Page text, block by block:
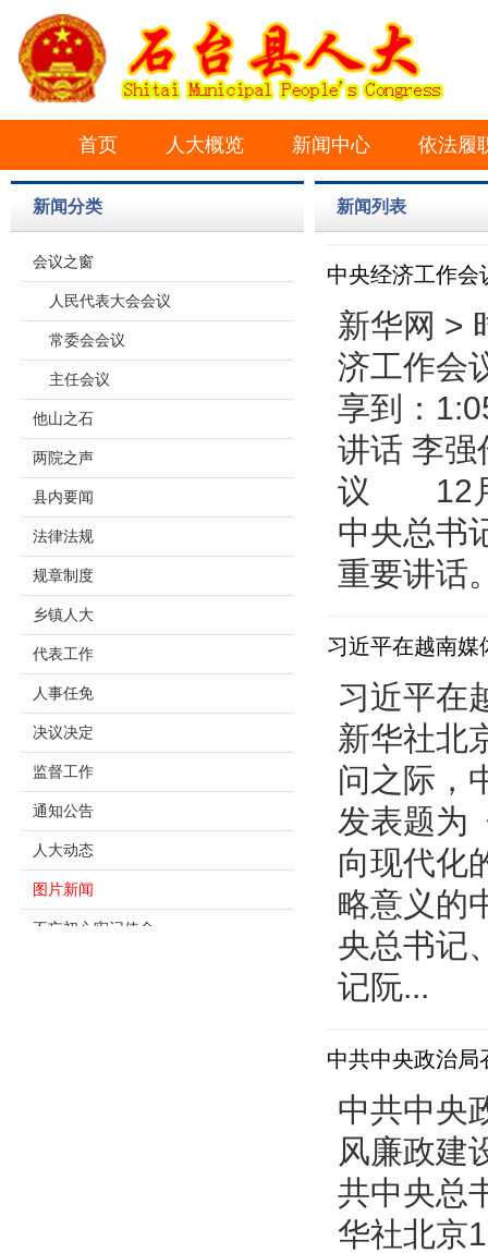
首页 人大概览 新闻中心 依法履
新闻分类
会议之窗
人民代表大会会议
常委会会议
主任会议
他山之石
两院之声
县内要闻
法律法规
规章制度
乡镇人大
代表工作
人事任免
决议决定
监督工作
通知公告
人大动态
图片新闻
不忘初心牢记使命
新闻列表
中央经济工作会
新华网 >
济工作会
享到：
讲话 李强
议 12月
中央总书
重要讲话
习近平在越南媒
习近平
新华社北
问之际，
发表题为
向现代化
略意义的
央总书
记阮...
中共中央政治局
中共中央
风廉政建
共中央总
华社北京